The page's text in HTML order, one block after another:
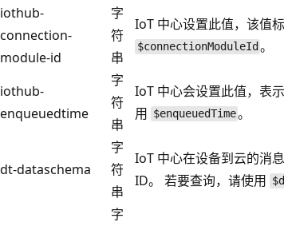
iothub-
connection-
module-id
字
符
串
IoT 中心设置此值，该值
$connectionModuleId 。
iothub-
enqueuedtime
字
符
串
IoT 中心会设置此值，表
用 $enqueuedTime。
dt-dataschema
字
符
串
IoT 中心在设备到云的消
ID。 若要查询，请使用
字